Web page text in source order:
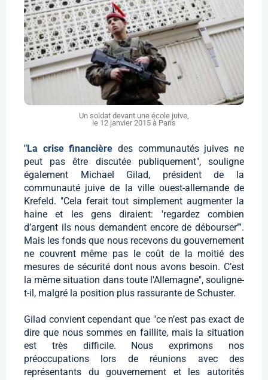
Un soldat devant une école juive,
le 12 janvier 2015 à Paris
"La crise financière des communautés juives ne
peut pas être discutée publiquement", souligne
également Michael Gilad, président de la
communauté juive de la ville ouest-allemande de
Krefeld. "Cela ferait tout simplement augmenter la
haine et les gens diraient: 'regardez combien
d’argent ils nous demandent encore de débourser’”.
Mais les fonds que nous recevons du gouvernement
ne couvrent même pas le coût de la moitié des
mesures de sécurité dont nous avons besoin. C’est
la même situation dans toute l'Allemagne", souligne-
t-il, malgré la position plus rassurante de Schuster.
Gilad convient cependant que "ce n’est pas exact de
dire que nous sommes en faillite, mais la situation
est très difficile. Nous exprimons nos
préoccupations lors de réunions avec des
représentants du gouvernement et les autorités